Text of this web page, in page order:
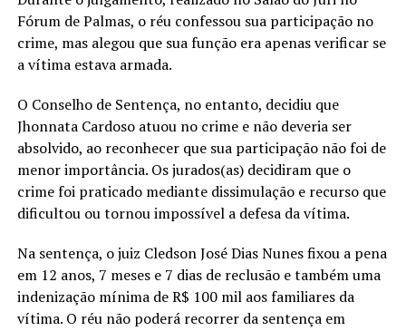
Fórum de Palmas, o réu confessou sua participação no
crime, mas alegou que sua função era apenas verificar se
a vítima estava armada.
O Conselho de Sentença, no entanto, decidiu que
Jhonnata Cardoso atuou no crime e não deveria ser
absolvido, ao reconhecer que sua participação não foi de
menor importância. Os jurados(as) decidiram que o
crime foi praticado mediante dissimulação e recurso que
dificultou ou tornou impossível a defesa da vítima.
Na sentença, o juiz Cledson José Dias Nunes fixou a pena
em 12 anos, 7 meses e 7 dias de reclusão e também uma
indenização mínima de R$ 100 mil aos familiares da
vítima. O réu não poderá recorrer da sentença em